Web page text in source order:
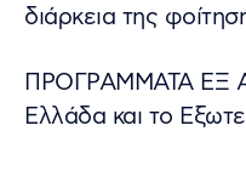
διάρκεια της
ΠΡΟΓΡΑΜΜΑΤΑ ΕΞ
Ελλάδα και το